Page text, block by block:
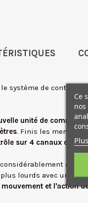
système de contrôle
unité de
. Finis les menus
sur 4 canaux
lourds avec une
et l'action
Ce